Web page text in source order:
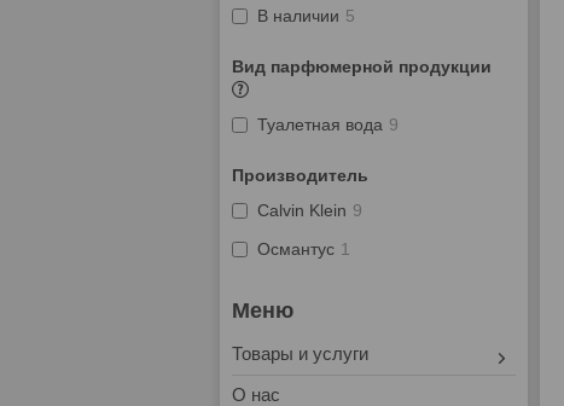
В наличии 5
Вид парфюмерной продукции
Туалетная вода 9
Производитель
Calvin Klein 9
Османтус 1
Товары и услуги
О нас